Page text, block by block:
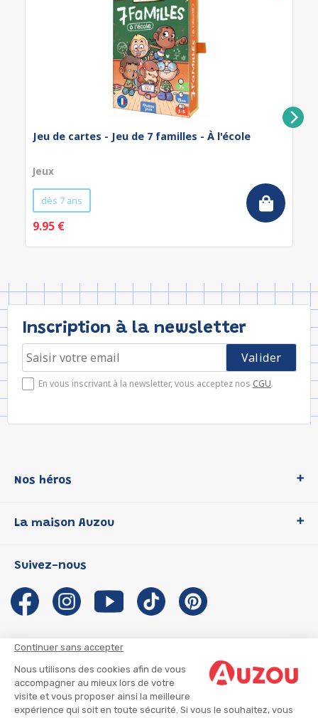
Continuer sans accepter
Nous utilisons des cookies afin de vous
accompagner au mieux lors de votre
visite et vous proposer ainsi la meilleure
expérience qui soit en toute sécurité. Si vous le souhaitez, vous
Jeu de cartes - Jeu de 7 familles - À l'école
Jeux
dès 7 ans
9.95 €
Inscription à la newsletter
En vous inscrivant à la newsletter, vous acceptez nos CGU.
Nos héros
P'tit Loup
Les Influenceuses
Migali
Petite Taupe
La maison Auzou
Notre histoire
Auzou s'engage
Auteurs et illustrateurs Auzou
Suivre mon colis
Infos consommateur
Suivez-nous
CGU
CGV